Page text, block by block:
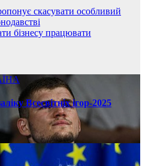
скасувати особливий
бізнесу працювати
Всесвітніх ігор-2025